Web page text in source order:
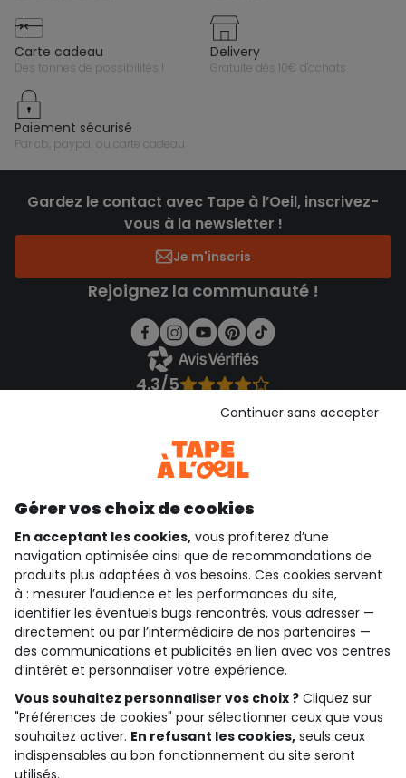
carte cadeau
des tonnes de possibilités !
delivery
gratuite dès 10€ d'achats
paiement sécurisé
par cb, paypal ou carte cadeau
Gardez le contact avec Tape à l’Oeil, inscrivez-
vous à la newsletter !
Je m'inscris
Rejoignez la communauté !
4.3/5
Voir l’attestation de confiance
Téléchargez notre application
Découvrir notre application
qui sommes-nous ?
besoin d'aide ?
le club fidélité
notre catalogue
Conditions générales de ventes et d'utilisation
Gérer vos choix de cookies
En acceptant les cookies, vous profiterez d’une
navigation optimisée ainsi que de recommandations de
produits plus adaptées à vos besoins. Ces cookies servent
à : mesurer l’audience et les performances du site,
identifier les éventuels bugs rencontrés, vous adresser —
directement ou par l’intermédiaire de nos partenaires —
des communications et publicités en lien avec vos centres
d’intérêt et personnaliser votre expérience.
Vous souhaitez personnaliser vos choix ? Cliquez sur
"Préférences de cookies" pour sélectionner ceux que vous
souhaitez activer. En refusant les cookies, seuls ceux
indispensables au bon fonctionnement du site seront
utilisés.
Continuer sans accepter